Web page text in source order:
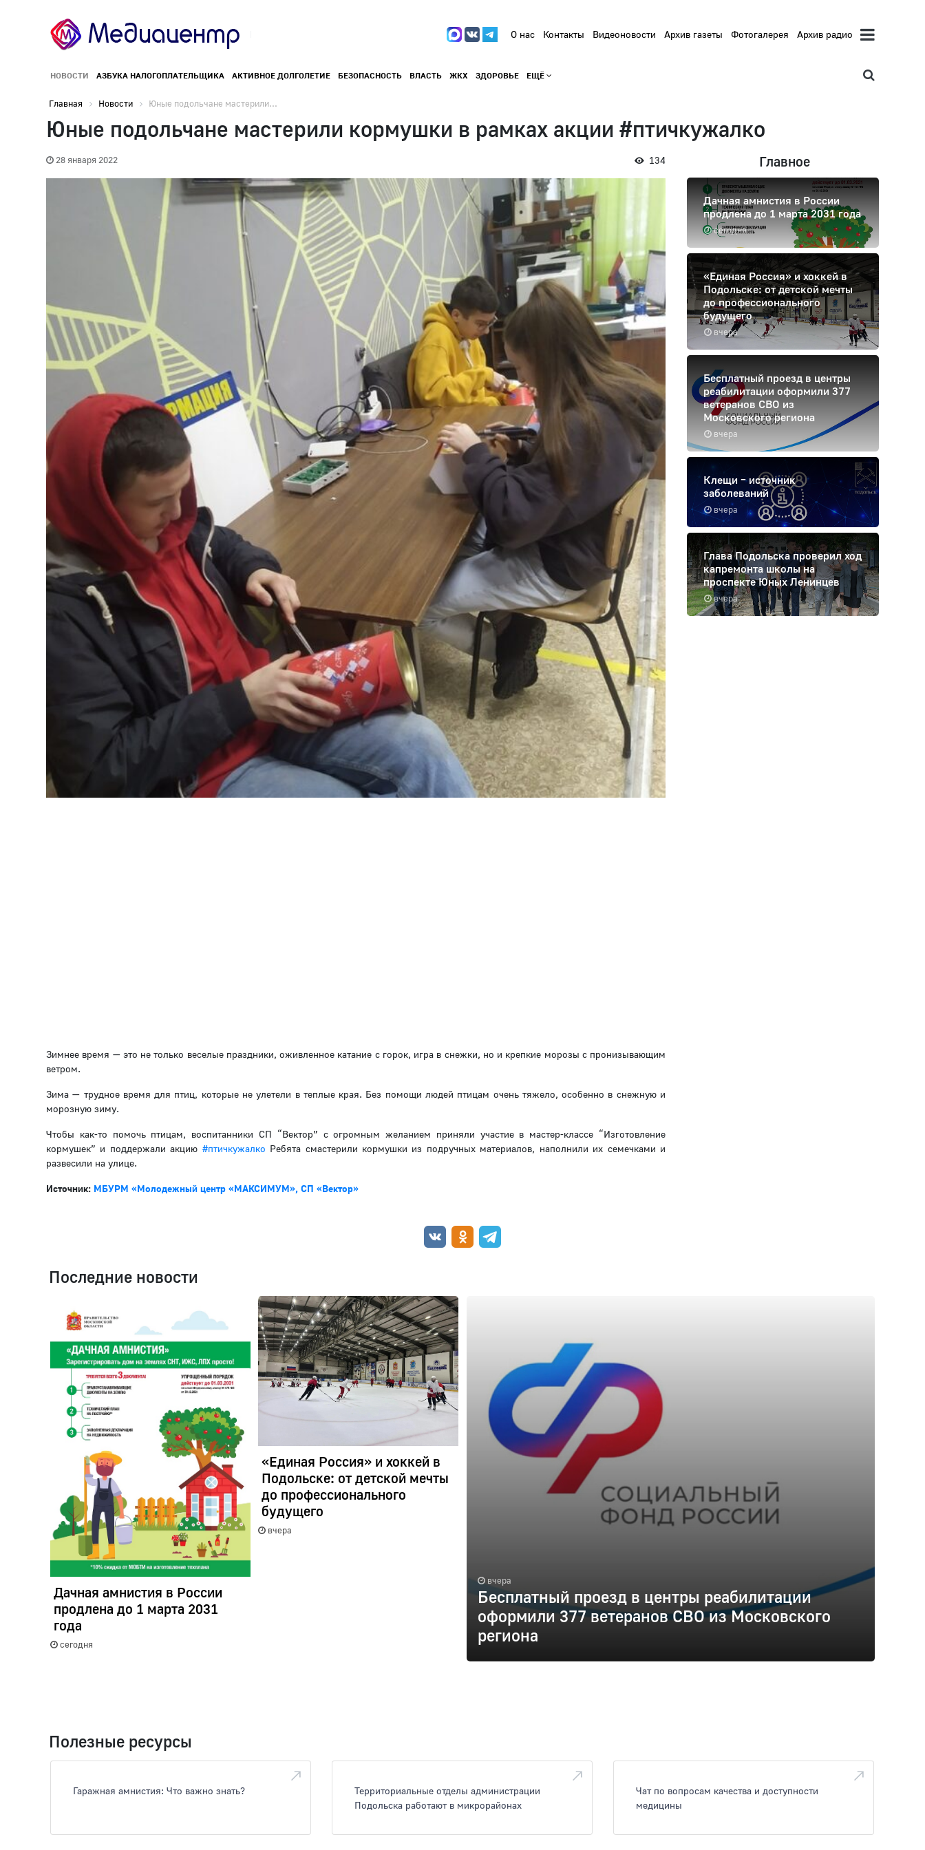
О нас Контакты Видеоновости Архив газеты Фотогалерея Архив радио
НОВОСТИ АЗБУКА НАЛОГОПЛАТЕЛЬЩИКА АКТИВНОЕ ДОЛГОЛЕТИЕ БЕЗОПАСНОСТЬ ВЛАСТЬ ЖКХ ЗДОРОВЬЕ ЕЩЁ
Главная Новости Юные подольчане мастерили...
Юные подольчане мастерили кормушки в рамках акции #птичкужалко
28 января 2022 134
Зимнее время — это не только веселые праздники, оживленное катание с горок, игра в снежки, но и крепкие морозы с пронизывающим
ветром.
Зима — трудное время для птиц, которые не улетели в теплые края. Без помощи людей птицам очень тяжело, особенно в снежную и
морозную зиму.
Чтобы как-то помочь птицам, воспитанники СП “Вектор” с огромным желанием приняли участие в мастер-классе “Изготовление
кормушек” и поддержали акцию #птичкужалко Ребята смастерили кормушки из подручных материалов, наполнили их семечками и
развесили на улице.
Источник: МБУРМ «Молодежный центр «МАКСИМУМ», СП «Вектор»
Главное
сегодня
Дачная амнистия в России
продлена до 1 марта 2031 года
вчера
«Единая Россия» и хоккей в
Подольске: от детской мечты
до профессионального
будущего
вчера
Бесплатный проезд в центры
реабилитации оформили 377
ветеранов СВО из
Московского региона
вчера
Клещи – источник
заболеваний
вчера
Глава Подольска проверил ход
капремонта школы на
проспекте Юных Ленинцев
Последние новости
Дачная амнистия в России
продлена до 1 марта 2031
года
сегодня
«Единая Россия» и хоккей в
Подольске: от детской мечты
до профессионального
будущего
вчера
вчера
Бесплатный проезд в центры реабилитации
оформили 377 ветеранов СВО из Московского
региона
Полезные ресурсы
Гаражная амнистия: Что важно знать?
Территориальные отделы администрации
Подольска работают в микрорайонах
Чат по вопросам качества и доступности
медицины